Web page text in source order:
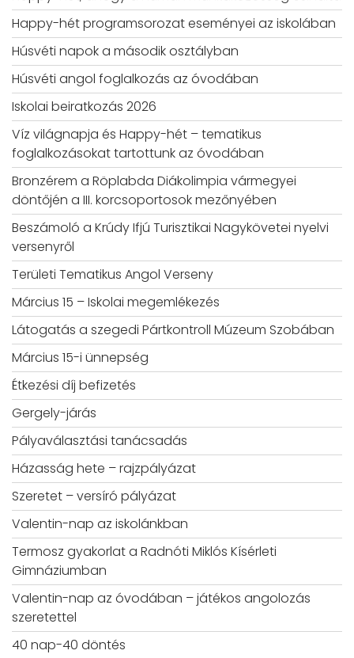
Happy-hét programsorozat eseményei az iskolában
Húsvéti napok a második osztályban
Húsvéti angol foglalkozás az óvodában
Iskolai beiratkozás 2026
Víz világnapja és Happy-hét – tematikus
foglalkozásokat tartottunk az óvodában
Bronzérem a Röplabda Diákolimpia vármegyei
döntőjén a III. korcsoportosok mezőnyében
Beszámoló a Krúdy Ifjú Turisztikai Nagykövetei nyelvi
versenyről
Területi Tematikus Angol Verseny
Március 15 – Iskolai megemlékezés
Látogatás a szegedi Pártkontroll Múzeum Szobában
Március 15-i ünnepség
Étkezési díj befizetés
Gergely-járás
Pályaválasztási tanácsadás
Házasság hete – rajzpályázat
Szeretet – versíró pályázat
Valentin-nap az iskolánkban
Termosz gyakorlat a Radnóti Miklós Kísérleti
Gimnáziumban
Valentin-nap az óvodában – játékos angolozás
szeretettel
40 nap-40 döntés